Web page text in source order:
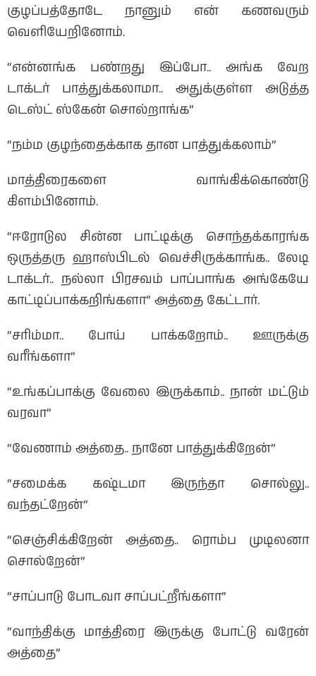
குழப்பத்தோடே நானும் என் கணவரும்
வெளியேறினோம்.
“என்னங்க பண்றது இப்போ.. அங்க வேற
டாக்டர் பாத்துக்கலாமா.. அதுக்குள்ள அடுத்த
டெஸ்ட் ஸ்கேன் சொல்றாங்க”
“நம்ம குழந்தைக்காக தான பாத்துக்கலாம்”
மாத்திரைகளை வாங்கிக்கொண்டு
கிளம்பினோம்.
“ஈரோடுல சின்ன பாட்டிக்கு சொந்தக்காரங்க
ஒருத்தரு ஹாஸ்பிடல் வெச்சிருக்காங்க.. லேடி
டாக்டர்.. நல்லா பிரசவம் பாப்பாங்க அங்கேயே
காட்டிப்பாக்கறிங்களா” அத்தை கேட்டார்.
“சரிம்மா.. போய் பாக்கறோம்.. ஊருக்கு
வரீங்களா”
“உங்கப்பாக்கு வேலை இருக்காம்.. நான் மட்டும்
வரவா”
“வேணாம் அத்தை.. நானே பாத்துக்கிறேன்”
“சமைக்க கஷ்டமா இருந்தா சொல்லு..
வந்தட்றேன்”
“செஞ்சிக்கிறேன் அத்தை.. ரொம்ப முடிலனா
சொல்றேன்”
“சாப்பாடு போடவா சாப்பட்றீங்களா”
“வாந்திக்கு மாத்திரை இருக்கு போட்டு வரேன்
அத்தை”